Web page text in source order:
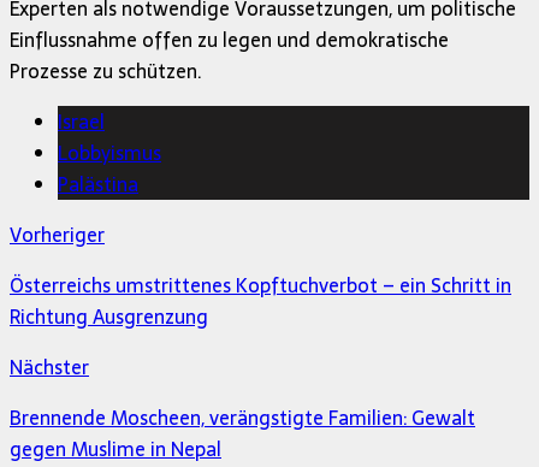
Experten als notwendige Voraussetzungen, um politische
Einflussnahme offen zu legen und demokratische
Prozesse zu schützen.
Israel
Lobbyismus
Palästina
Vorheriger
Österreichs umstrittenes Kopftuchverbot – ein Schritt in
Richtung Ausgrenzung
Nächster
Brennende Moscheen, verängstigte Familien: Gewalt
gegen Muslime in Nepal